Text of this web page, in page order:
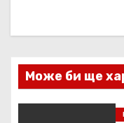
Може би ще